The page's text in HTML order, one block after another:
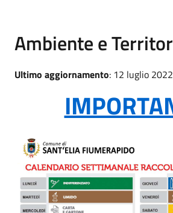
Ambiente e
Ultimo aggiornamento: 12 luglio